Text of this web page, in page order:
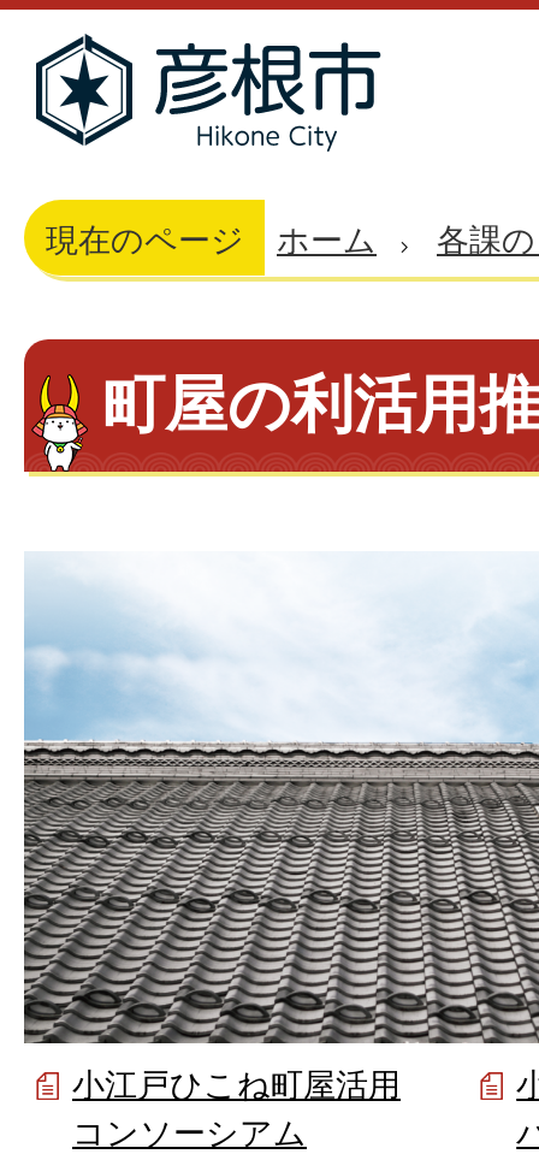
現在のページ ホーム 各課
町屋の利活用
小江戸ひこね町屋活用
コンソーシアム